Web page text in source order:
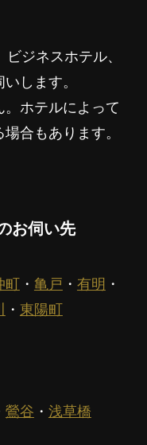
ジネスホテル、
します。
ホテルによって
合もあります。
お伺い先
町・ 亀戸 ・ 有明 ・
・ 東陽町
鶯谷 ・ 浅草橋